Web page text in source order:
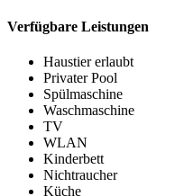
Verfügbare Leistungen
Haustier erlaubt
Privater Pool
Spülmaschine
Waschmaschine
TV
WLAN
Kinderbett
Nichtraucher
Küche